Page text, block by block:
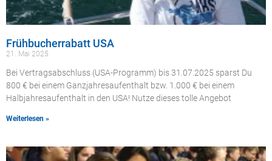
Frühbucherrabatt USA
21. Mai 2025
Bei Vertragsabschluss (USA-Programm) bis 31.07.2025 sparst Du
800 € bei einem Ganzjahresaufenthalt bzw. 1.000 € bei einem
Halbjahresaufenthalt in den USA! Nutze dieses tolle Angebot
Weiterlesen »